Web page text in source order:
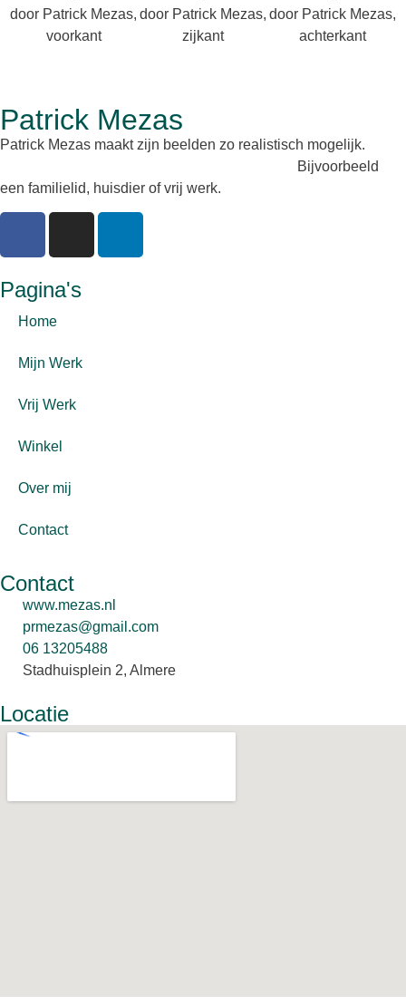
Patrick Mezas
Patrick Mezas maakt zijn beelden zo realistisch mogelijk.
Bijvoorbeeld
een familielid, huisdier of vrij werk.
Pagina's
Home
Mijn Werk
Vrij Werk
Winkel
Over mij
Contact
Contact
www.mezas.nl
prmezas@gmail.com
06 13205488
Stadhuisplein 2, Almere
Locatie